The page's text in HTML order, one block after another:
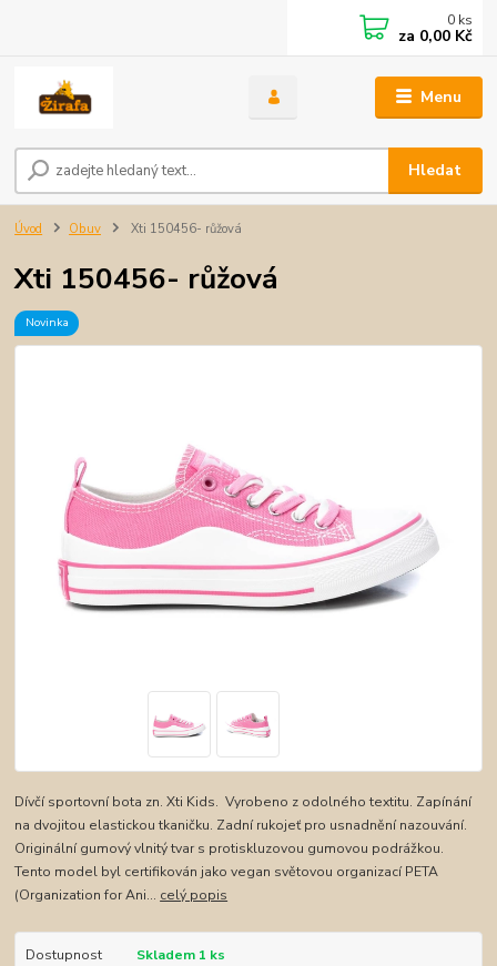
Menu
Hledat
0 ks
za 0,00 Kč
Úvod Obuv Xti 150456- růžová
Xti 150456- růžová
Novinka
Dívčí sportovní bota zn. Xti Kids. Vyrobeno z odolného textitu. Zapínání
na dvojitou elastickou tkaničku. Zadní rukojeť pro usnadnění nazouvání.
Originální gumový vlnitý tvar s protiskluzovou gumovou podrážkou.
Tento model byl certifikován jako vegan světovou organizací PETA
(Organization for Ani... celý popis
Dostupnost
Skladem 1 ks